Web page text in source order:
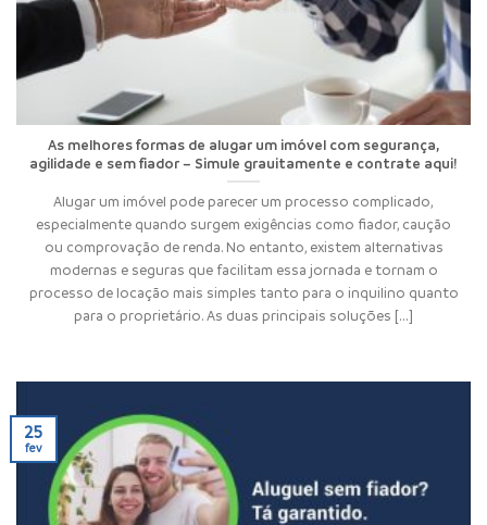
As melhores formas de alugar um imóvel com segurança,
agilidade e sem fiador – Simule grauitamente e contrate aqui!
Alugar um imóvel pode parecer um processo complicado,
especialmente quando surgem exigências como fiador, caução
ou comprovação de renda. No entanto, existem alternativas
modernas e seguras que facilitam essa jornada e tornam o
processo de locação mais simples tanto para o inquilino quanto
para o proprietário. As duas principais soluções [...]
25
fev